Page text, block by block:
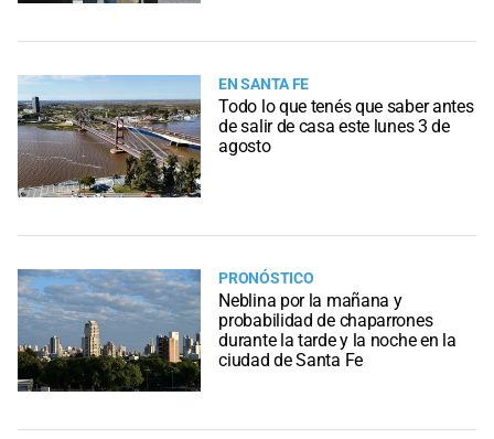
EN SANTA FE
Todo lo que tenés que saber antes
de salir de casa este lunes 3 de
agosto
PRONÓSTICO
Neblina por la mañana y
probabilidad de chaparrones
durante la tarde y la noche en la
ciudad de Santa Fe